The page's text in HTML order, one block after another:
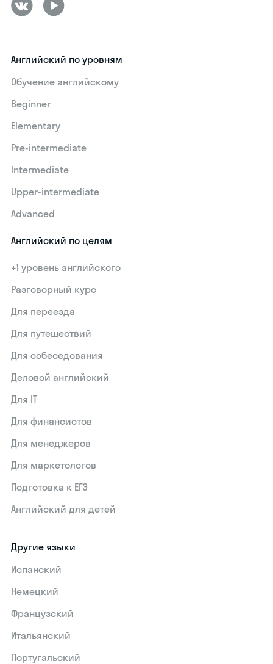
Английский по уровням
Обучение английскому
Beginner
Elementary
Pre-intermediate
Intermediate
Upper-intermediate
Advanced
Английский по целям
+1 уровень английского
Разговорный курс
Для переезда
Для путешествий
Для собеседования
Деловой английский
Для IT
Для финансистов
Для менеджеров
Для маркетологов
Подготовка к ЕГЭ
Английский для детей
Другие языки
Испанский
Немецкий
Французский
Итальянский
Португальский